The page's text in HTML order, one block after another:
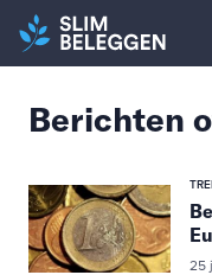
Berichten
25